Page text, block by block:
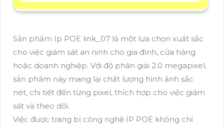
Sản phẩm Ip POE link_07 là một lựa chọn xuất sắc
cho việc giám sát an ninh cho gia đình, cửa hàng
hoặc doanh nghiệp. Với độ phân giải 2.0 megapixel,
sản phẩm này mang lại chất lượng hình ảnh sắc
nét, chi tiết đến từng pixel, thích hợp cho việc giám
sát và theo dõi.
Việc được trang bị công nghệ IP POE không chỉ